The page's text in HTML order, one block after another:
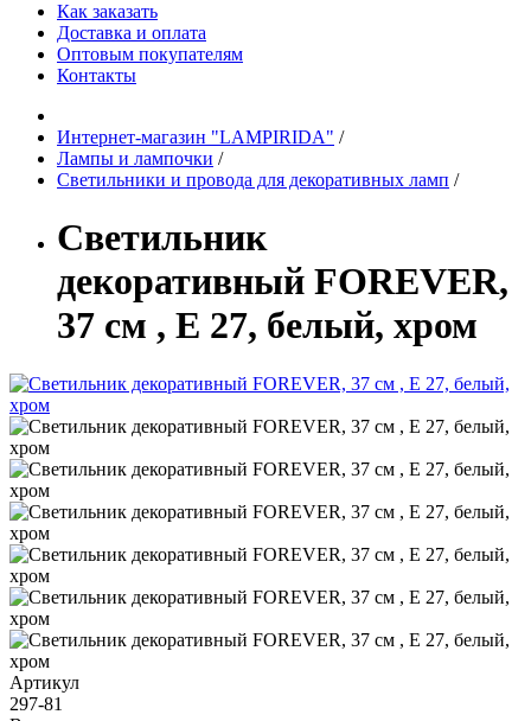
Как заказать
Доставка и оплата
Оптовым покупателям
Контакты
Интернет-магазин "LAMPIRIDA" /
Лампы и лампочки /
Светильники и провода для декоративных ламп /
Светильник
декоративный FOREVER,
37 см , Е 27, белый, хром
Артикул
297-81